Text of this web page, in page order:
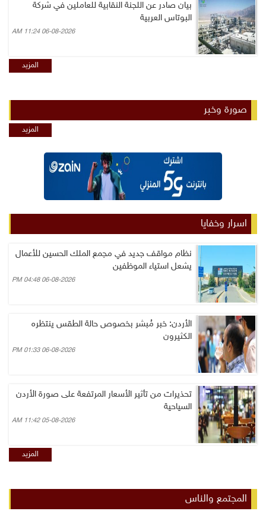
بيان صادر عن اللجنة النقابية للعاملين في شركة
البوتاس العربية
06-08-2026 11:24 AM
المزيد
صورة وخبر
المزيد
اسرار وخفايا
نظام مواقف جديد في مجمع الملك الحسين للأعمال
يشعل استياء الموظفين
06-08-2026 04:48 PM
الأردن: خبر مُبشر بخصوص حالة الطقس ينتظره
الكثيرون
06-08-2026 01:33 PM
تحذيرات من تأثير الأسعار المرتفعة على صورة الأردن
السياحية
05-08-2026 11:42 AM
المزيد
المجتمع والناس